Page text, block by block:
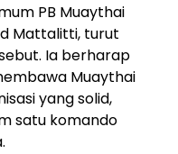
PB Muaythai
Mattalitti, turut
Ia berharap
Muaythai
yang solid,
satu komando